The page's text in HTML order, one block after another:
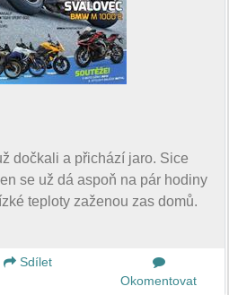
dočkali a přichází jaro. Sice
se už dá aspoň na pár hodiny
teploty zaženou zas domů.
Sdílet
Okomentovat